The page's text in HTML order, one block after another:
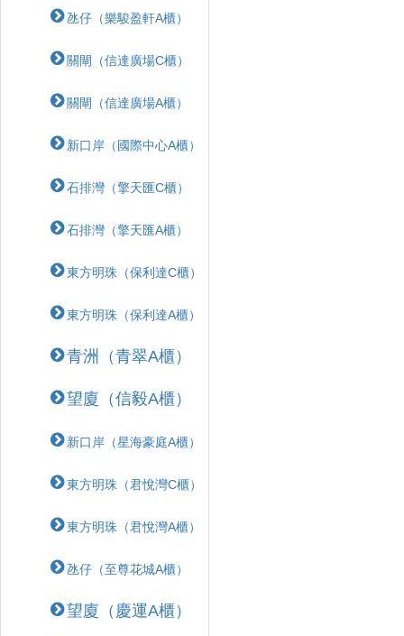
氹仔（樂駿盈軒A櫃）
關閘（信達廣場C櫃）
關閘（信達廣場A櫃）
新口岸（國際中心A櫃）
石排灣（擎天匯C櫃）
石排灣（擎天匯A櫃）
東方明珠（保利達C櫃）
東方明珠（保利達A櫃）
青洲（青翠A櫃）
望廈（信毅A櫃）
新口岸（星海豪庭A櫃）
東方明珠（君悅灣C櫃）
東方明珠（君悅灣A櫃）
氹仔（至尊花城A櫃）
望廈（慶運A櫃）